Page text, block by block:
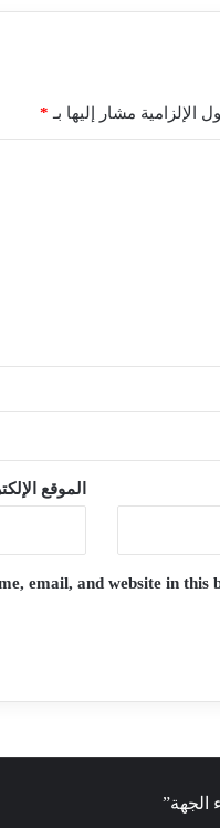
الإلزامية مشار إليها بـ *
الموقع
email, and website in
الجهة”